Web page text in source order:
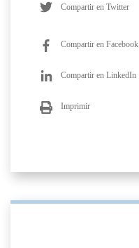
Compartir en Twitter
Compartir en Facebook
Compartir en LinkedIn
Imprimir